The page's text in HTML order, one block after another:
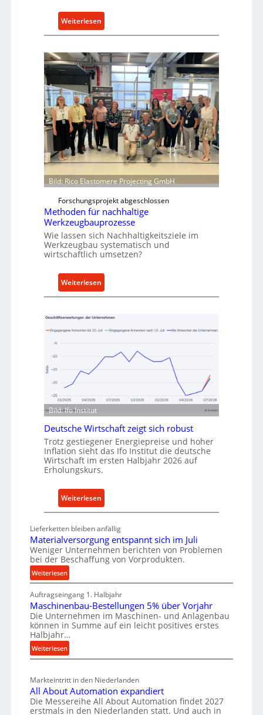
i
e
e
0
-
l
a
t
f
o
m
w
i
e
r
Weiterlesen:
S
a
r
P
a
r
s
N
w
ü
h
r
t
A
k
a
f
v
n
u
s
t
r
i
e
E
r
s
a
t
z
t
e
n
Bild: Rico Elastomere Projecting GmbH
Forschungsprojekt abgeschlossen
Methoden für nachhaltige
Werkzeugbauprozesse
Wie lassen sich Nachhaltigkeitsziele im
Werkzeugbau systematisch und
wirtschaftlich umsetzen?
Weiterlesen:
M
t
h
d
ü
r
n
a
c
a
i
g
e
W
k
z
e
a
u
p
Bild: Ifo Institut
Deutsche Wirtschaft zeigt sich robust
Trotz gestiegener Energiepreise und hoher
Inflation sieht das Ifo Institut die deutsche
Wirtschaft im ersten Halbjahr 2026 auf
Erholungskurs.
Weiterlesen:
D
u
t
s
h
e
W
s
h
a
f
Lieferketten bleiben anfällig
Materialversorgung entspannt sich im Juli
Weniger Unternehmen berichten von Problemen
bei der Beschaffung von Vorprodukten.
Weiterlesen:
M
a
t
e
r
i
a
l
e
r
s
Auftragseingang 1. Halbjahr
Maschinenbau-Bestellungen 5% über Vorjahr
Die Unternehmen im Maschinen- und Anlagenbau
können in Summe auf ein leicht positives erstes
Halbjahr…
Weiterlesen:
M
s
c
h
Markteintritt in den Niederlanden
All About Automation expandiert
Die Messereihe All About Automation findet 2027
erstmals in den Niederlanden statt. Und auch in